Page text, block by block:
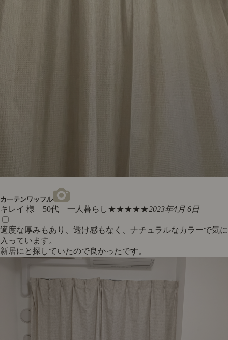
カ一テンワッフル
キレイ 様 50代 一人暮らし★★★★★2023年4月 6日
適度な厚みもあり、透け感もなく、ナチュラルなカラーで気に
入っています。
新居にと探していたので良かったです。